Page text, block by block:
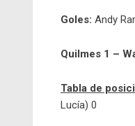
Goles: Andy
Quilmes 1 –
Tabla de
Lucía) 0